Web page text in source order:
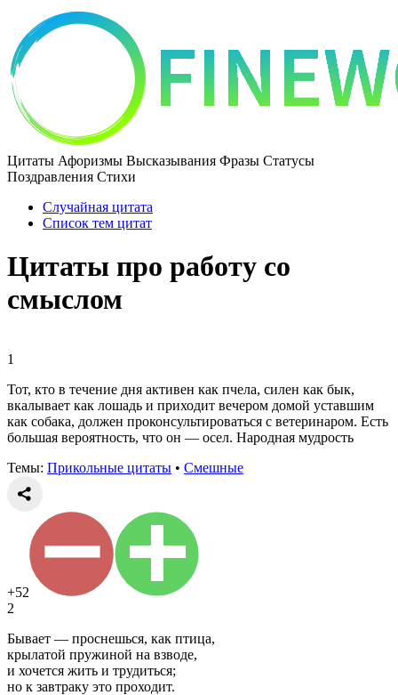
Цитаты Афоризмы Высказывания Фразы Статусы
Поздравления Стихи
Случайная цитата
Список тем цитат
Цитаты про работу со
смыслом
1
Тот, кто в течение дня активен как пчела, силен как бык,
вкалывает как лошадь и приходит вечером домой уставшим
как собака, должен проконсультироваться с ветеринаром. Есть
большая вероятность, что он — осел. Народная мудрость
Темы: Прикольные цитаты • Смешные
+52
2
Бывает — проснешься, как птица,
крылатой пружиной на взводе,
и хочется жить и трудиться;
но к завтраку это проходит.